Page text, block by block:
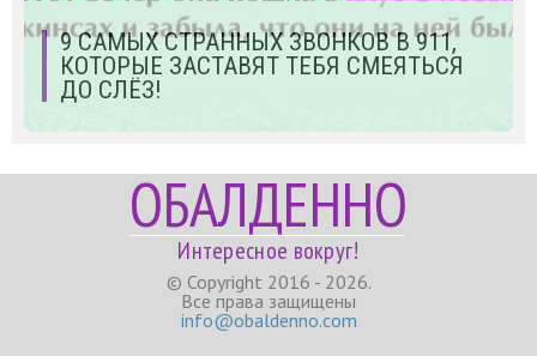
9 САМЫХ СТРАННЫХ ЗВОНКОВ В 911,
КОТОРЫЕ ЗАСТАВЯТ ТЕБЯ СМЕЯТЬСЯ
ДО СЛЁЗ!
ОБАЛДЕННО
Интересное вокруг!
© Copyright 2016 - 2026.
Все права защищены
info@obaldenno.com